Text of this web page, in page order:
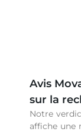
Avis
sur la
Notre
affiche une